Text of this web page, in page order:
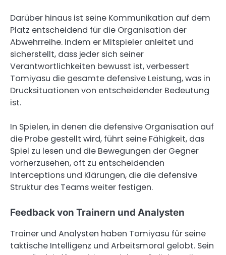
Darüber hinaus ist seine Kommunikation auf dem
Platz entscheidend für die Organisation der
Abwehrreihe. Indem er Mitspieler anleitet und
sicherstellt, dass jeder sich seiner
Verantwortlichkeiten bewusst ist, verbessert
Tomiyasu die gesamte defensive Leistung, was in
Drucksituationen von entscheidender Bedeutung
ist.
In Spielen, in denen die defensive Organisation auf
die Probe gestellt wird, führt seine Fähigkeit, das
Spiel zu lesen und die Bewegungen der Gegner
vorherzusehen, oft zu entscheidenden
Interceptions und Klärungen, die die defensive
Struktur des Teams weiter festigen.
Feedback von Trainern und Analysten
Trainer und Analysten haben Tomiyasu für seine
taktische Intelligenz und Arbeitsmoral gelobt. Sein